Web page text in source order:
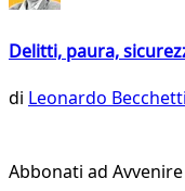
Delitti, paura,
di Leonardo Becchetti
Abbonati ad Avvenire